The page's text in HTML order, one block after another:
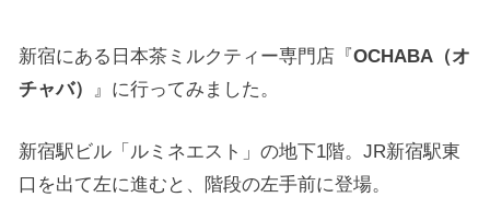
新宿にある日本茶ミルクティー専門店『OCHABA（オ
チャバ）
』に行ってみました。
新宿駅ビル「ルミネエスト」の地下1階。JR新宿駅東
口を出て左に進むと、階段の左手前に登場。